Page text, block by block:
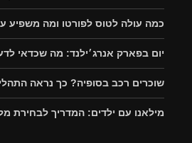
כמה עולה לטוס לפורטו ומה משפיע
יום בפארק אנרג׳ילנד: מה שכדאי
שוכרים רכב בסופיה? כך נראה
מילאנו עם ילדים: המדריך לבחירת